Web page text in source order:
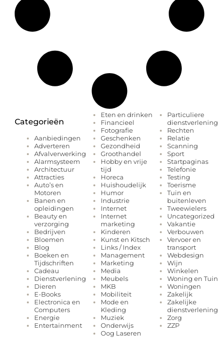
Categorieën
Aanbiedingen
Adverteren
Afvalverwerking
Alarmsysteem
Architectuur
Attracties
Auto’s en
Motoren
Banen en
opleidingen
Beauty en
verzorging
Bedrijven
Bloemen
Blog
Boeken en
Tijdschriften
Cadeau
Dienstverlening
Dieren
E-Books
Electronica en
Computers
Energie
Entertainment
Eten en drinken
Financieel
Fotografie
Geschenken
Gezondheid
Groothandel
Hobby en vrije
tijd
Horeca
Huishoudelijk
Humor
Industrie
Internet
Internet
marketing
Kinderen
Kunst en Kitsch
Links / Index
Management
Marketing
Media
Meubels
MKB
Mobiliteit
Mode en
Kleding
Muziek
Onderwijs
Oog Laseren
Particuliere
dienstverlening
Rechten
Relatie
Scanning
Sport
Startpaginas
Telefonie
Testing
Toerisme
Tuin en
buitenleven
Tweewielers
Uncategorized
Vakantie
Verbouwen
Vervoer en
transport
Webdesign
Wijn
Winkelen
Woning en Tuin
Woningen
Zakelijk
Zakelijke
dienstverlening
Zorg
ZZP